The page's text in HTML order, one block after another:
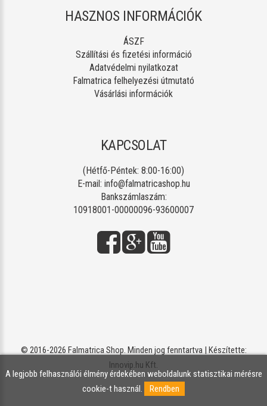
HASZNOS INFORMÁCIÓK
ÁSZF
Szállítási és fizetési információ
Adatvédelmi nyilatkozat
Falmatrica felhelyezési útmutató
Vásárlási információk
KAPCSOLAT
(Hétfő-Péntek: 8:00-16:00)
E-mail: info@falmatricashop.hu
Bankszámlaszám:
10918001-00000096-93600007
© 2016-2026 Falmatrica Shop. Minden jog fenntartva | Készítette:
Innovip.hu Kft.
A legjobb felhasználói élmény érdekében weboldalunk statisztikai mérésre
cookie-t használ.
Rendben